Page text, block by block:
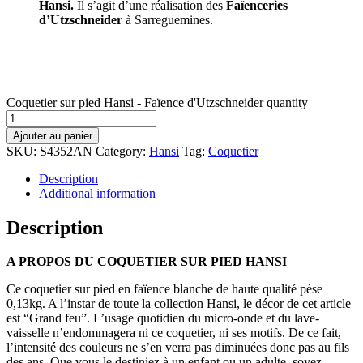
Hansi. Il s’agit d’une réalisation des Faïenceries
d’Utzschneider à Sarreguemines.
Coquetier sur pied Hansi - Faïence d'Utzschneider quantity
Ajouter au panier
SKU: S4352AN Category: Hansi Tag: Coquetier
Description
Additional information
Description
A PROPOS DU COQUETIER SUR PIED HANSI
Ce coquetier sur pied en faïence blanche de haute qualité pèse
0,13kg. A l’instar de toute la collection Hansi, le décor de cet article
est “Grand feu”. L’usage quotidien du micro-onde et du lave-
vaisselle n’endommagera ni ce coquetier, ni ses motifs. De ce fait,
l’intensité des couleurs ne s’en verra pas diminuées donc pas au fils